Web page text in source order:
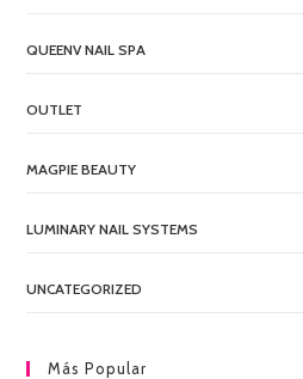
QUEENV NAIL SPA
OUTLET
MAGPIE BEAUTY
LUMINARY NAIL SYSTEMS
UNCATEGORIZED
Más Popular